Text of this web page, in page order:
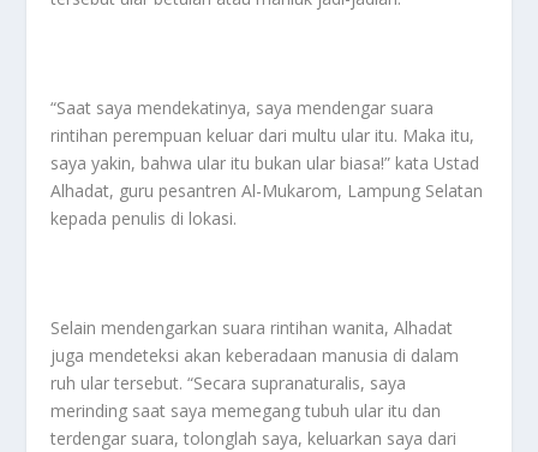
“Saat saya mendekatinya, saya mendengar suara
rintihan perempuan keluar dari multu ular itu. Maka itu,
saya yakin, bahwa ular itu bukan ular biasa!” kata Ustad
Alhadat, guru pesantren Al-Mukarom, Lampung Selatan
kepada penulis di lokasi.
Selain mendengarkan suara rintihan wanita, Alhadat
juga mendeteksi akan keberadaan manusia di dalam
ruh ular tersebut. “Secara supranaturalis, saya
merinding saat saya memegang tubuh ular itu dan
terdengar suara, tolonglah saya, keluarkan saya dari